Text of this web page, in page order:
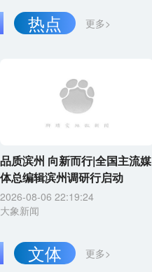
更多>
热点
品质滨州 向新而行|全国主流媒
体总编辑滨州调研行启动
2026-08-06 22:19:24
大象新闻
更多>
文体